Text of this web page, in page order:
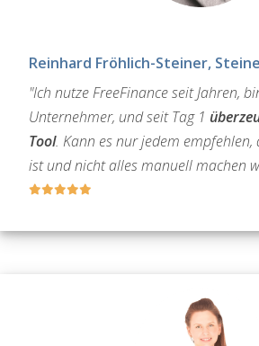
Reinhard Fröhlich-Steiner,
"Ich nutze FreeFinance seit Jahren,
Unternehmer, und seit Tag 1
Tool. Kann es nur jedem
ist und nicht alles manuell machen